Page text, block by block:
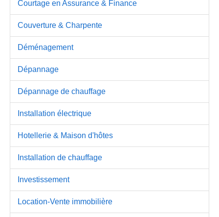
Courtage en Assurance & Finance
Couverture & Charpente
Déménagement
Dépannage
Dépannage de chauffage
Installation électrique
Hotellerie & Maison d'hôtes
Installation de chauffage
Investissement
Location-Vente immobilière